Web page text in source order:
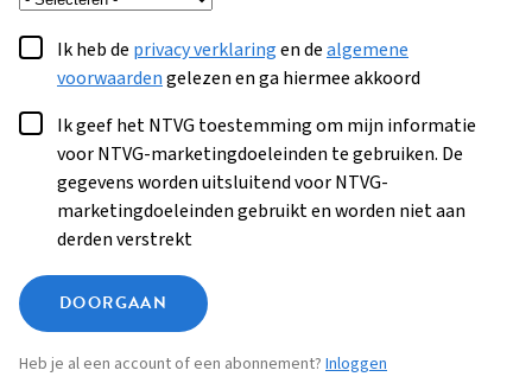
Ik heb de privacy verklaringen dealgemene
voorwaardengelezen en ga hiermee akkoord
Ik geef het NTVG toestemming om mijn informatie
voor NTVG-marketingdoeleinden te gebruiken. De
gegevens worden uitsluitend voor NTVG-
marketingdoeleinden gebruikt en worden niet aan
derden verstrekt
DOORGAAN
Heb je al een account of een abonnement? Inloggen